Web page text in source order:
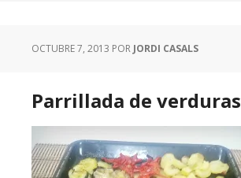
OCTUBRE 7, 2013 POR JORDI CASALS
Parrillada de verduras